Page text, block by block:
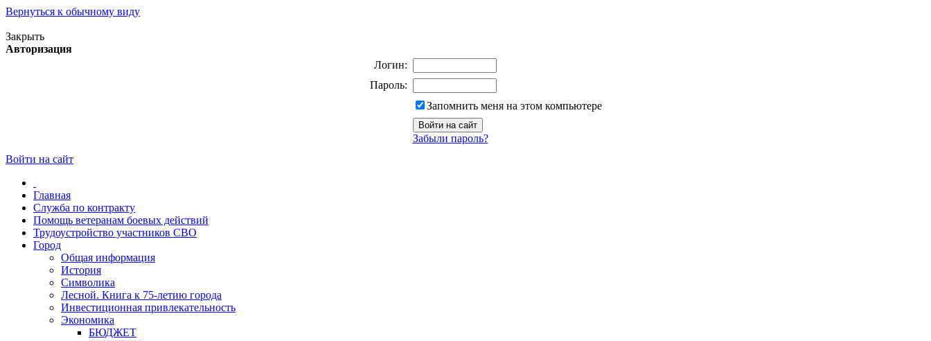
Вернуться к обычному виду
Закрыть
Авторизация
Логин:
Пароль:
Запомнить меня на этом компьютере
Забыли пароль?
Войти на сайт
Главная
Служба по контракту
Помощь ветеранам боевых действий
Трудоустройство участников СВО
Город
Общая информация
История
Символика
Лесной. Книга к 75-летию города
Инвестиционная привлекательность
Экономика
БЮДЖЕТ